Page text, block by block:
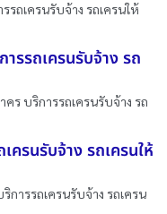
รถเครนรับจ้าง รถเครนให้
รรถเครนรับจ้าง รถ
คร บริการรถเครนรับจ้าง รถ
ครนรับจ้าง รถเครนให้
การรถเครนรับจ้าง รถเครน